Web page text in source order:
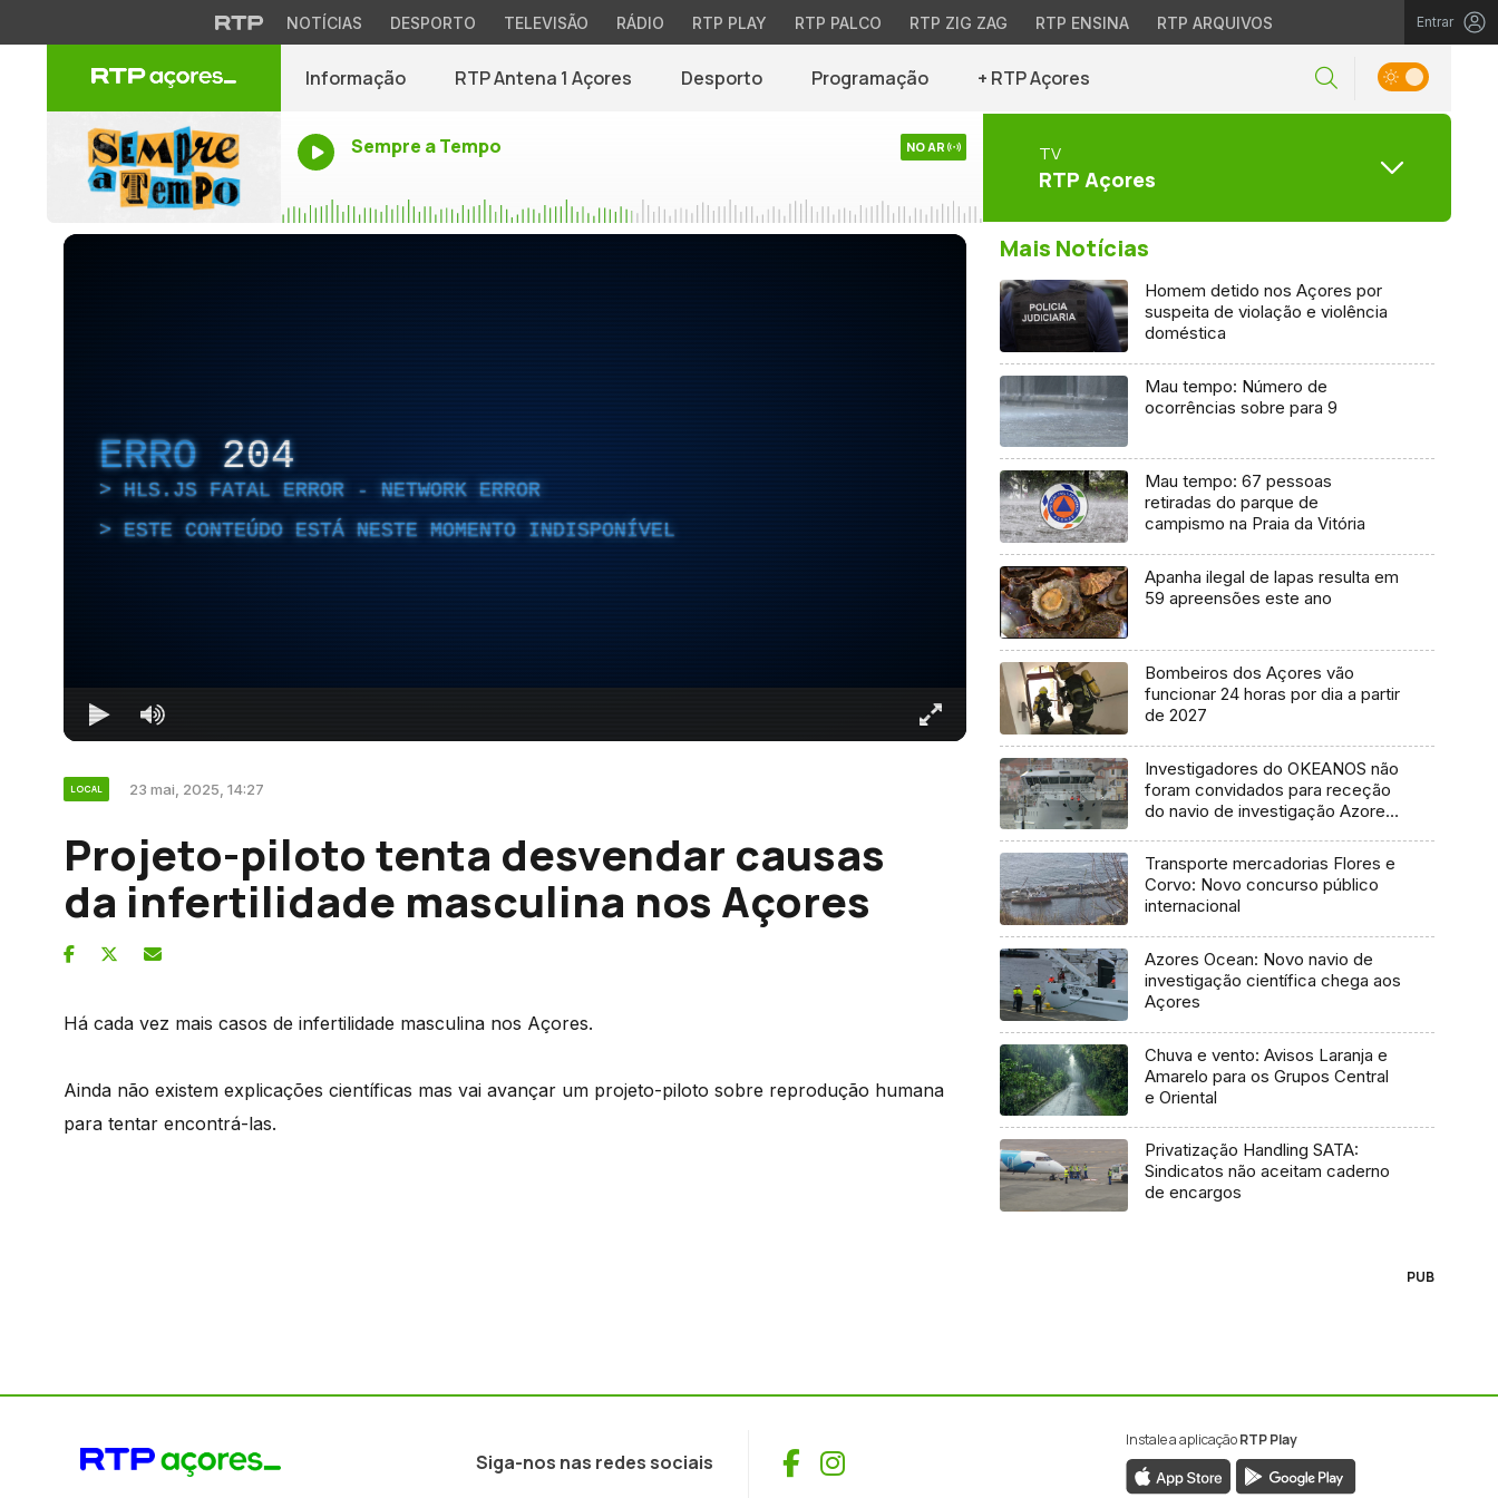
NOTÍCIAS DESPORTO TELEVISÃO RÁDIO RTP PLAY RTP PALCO RTP ZIG ZAG RTP ENSINA RTP ARQUIVOS Entrar
Informação RTP Antena 1 Açores Desporto Programação + RTP Açores
Sempre a Tempo NO AR TV
RTP Açores
ERRO 204
HLS.JS FATAL ERROR - NETWORK ERROR
ESTE CONTEÚDO ESTÁ NESTE MOMENTO INDISPONÍVEL
LOCAL 23 mai, 2025, 14:27
Projeto-piloto tenta desvendar causas
da infertilidade masculina nos Açores
Há cada vez mais casos de infertilidade masculina nos Açores.
Ainda não existem explicações científicas mas vai avançar um projeto-piloto sobre reprodução humana
para tentar encontrá-las.
Mais Notícias
Homem detido nos Açores por
suspeita de violação e violência
doméstica
Mau tempo: Número de
ocorrências sobre para 9
Mau tempo: 67 pessoas
retiradas do parque de
campismo na Praia da Vitória
Apanha ilegal de lapas resulta em
59 apreensões este ano
Bombeiros dos Açores vão
funcionar 24 horas por dia a partir
de 2027
Investigadores do OKEANOS não
foram convidados para receção
do navio de investigação Azores
Transporte mercadorias Flores e
Corvo: Novo concurso público
internacional
Azores Ocean: Novo navio de
investigação científica chega aos
Açores
Chuva e vento: Avisos Laranja e
Amarelo para os Grupos Central
e Oriental
Privatização Handling SATA:
Sindicatos não aceitam caderno
de encargos
PUB
Siga-nos nas redes sociais Facebook
Instagram
Instale a aplicaçãoRTP Play